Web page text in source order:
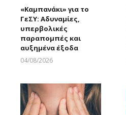
«Καμπανάκι» για το
ΓεΣΥ: Αδυναμίες,
υπερβολικές
παραπομπές και
αυξημένα έξοδα
04/08/2026